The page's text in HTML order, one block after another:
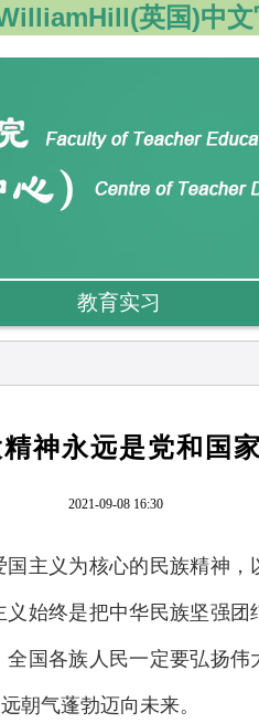
英国)中
教育实习
神永远是党和国
2021-09-08 16:30
主义为核心的民族精神
始终是把中华民族坚强
国各族人民一定要弘扬
朝气蓬勃迈向未来。